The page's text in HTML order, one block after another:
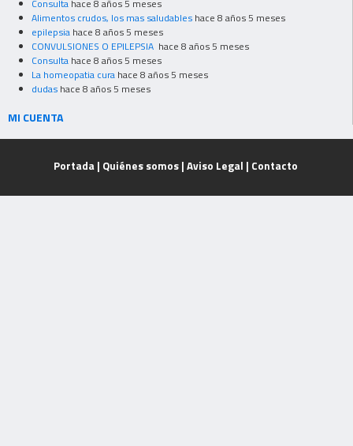
Consulta hace 8 años 5 meses
Alimentos crudos, los mas saludables hace 8 años 5 meses
epilepsia hace 8 años 5 meses
CONVULSIONES O EPILEPSIA hace 8 años 5 meses
Consulta hace 8 años 5 meses
La homeopatia cura hace 8 años 5 meses
dudas hace 8 años 5 meses
MI CUENTA
Portada | Quiénes somos| Aviso Legal | Contacto